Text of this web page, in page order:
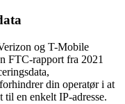
og T-Mobile
FTC-rapport fra 2021
din operatør i at
til en enkelt IP-adresse.